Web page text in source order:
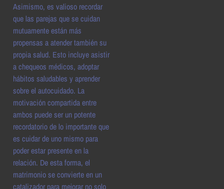
Asimismo, es valioso recordar
que las parejas que se cuidan
mutuamente están más
propensas a atender también su
propia salud. Esto incluye asistir
a chequeos médicos, adoptar
hábitos saludables y aprender
sobre el autocuidado. La
motivación compartida entre
ambos puede ser un potente
recordatorio de lo importante que
es cuidar de uno mismo para
poder estar presente en la
relación. De esta forma, el
matrimonio se convierte en un
catalizador para mejorar no solo